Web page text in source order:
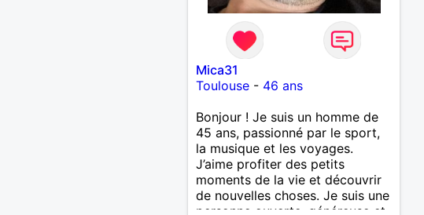
Mica31
Toulouse- 46 ans
Bonjour ! Je suis un homme de
45 ans, passionné par le sport,
la musique et les voyages.
J’aime profiter des petits
moments de la vie et découvrir
de nouvelles choses. Je suis une
personne ouverte, généreuse et